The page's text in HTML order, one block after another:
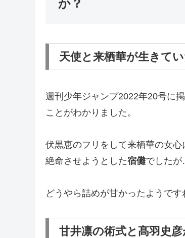
か？
天使と来栖華が生きてい
週刊少年ジャンプ2022年20号に
ことがわかりました。
伏黒恵のフリをして来栖華の女
絶命させようとした宿儺でした
どうやら詰めが甘かったようです
甘井凛の術式と髙羽史